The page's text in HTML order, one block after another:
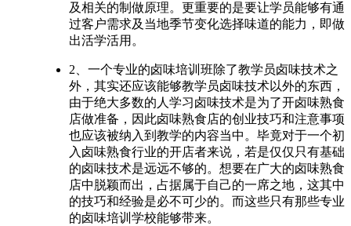
及相关的制做原理。更重要的是要让学员能够有通
过客户需求及当地季节变化选择味道的能力，即做
出活学活用。
2、一个专业的卤味培训班除了教学员卤味技术之
外，其实还应该能够教学员卤味技术以外的东西，
由于绝大多数的人学习卤味技术是为了开卤味熟食
店做准备，因此卤味熟食店的创业技巧和注意事项
也应该被纳入到教学的内容当中。毕竟对于一个初
入卤味熟食行业的开店者来说，若是仅仅只有基础
的卤味技术是远远不够的。想要在广大的卤味熟食
店中脱颖而出，占据属于自己的一席之地，这其中
的技巧和经验是必不可少的。而这些只有那些专业
的卤味培训学校能够带来。